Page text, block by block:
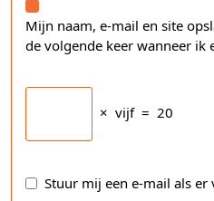
Mijn naam, e-mail en site
de volgende keer wanneer ik
× vijf = 20
Stuur mij een e-mail als er